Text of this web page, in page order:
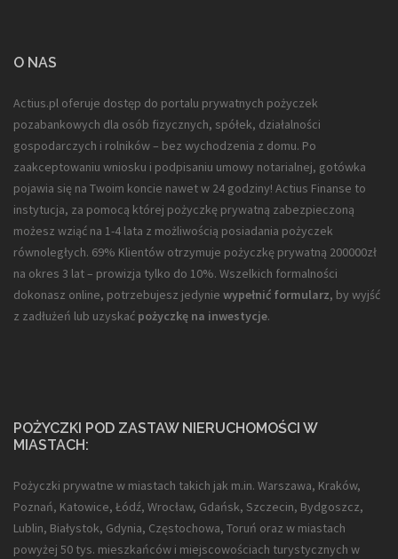
O NAS
Actius.pl oferuje dostęp do portalu prywatnych pożyczek
pozabankowych dla osób fizycznych, spółek, działalności
gospodarczych i rolników– bez wychodzenia z domu. Po
zaakceptowaniu wniosku i podpisaniu umowy notarialnej, gotówka
pojawia się na Twoim koncie nawet w 24 godziny! Actius Finanse to
instytucja, za pomocą której pożyczkę prywatną zabezpieczoną
możesz wziąć na 1-4 lata z możliwością posiadania pożyczek
równoległych. 69% Klientów otrzymuje pożyczkę prywatną 200000zł
na okres 3 lat – prowizja tylko do 10%. Wszelkich formalności
dokonasz online, potrzebujesz jedynie wypełnić formularz, by wyjść
z zadłużeń lub uzyskać pożyczkę na inwestycje.
POŻYCZKI POD ZASTAW NIERUCHOMOŚCI W
MIASTACH:
Pożyczki prywatne w miastach takich jak m.in. Warszawa, Kraków,
Poznań, Katowice, Łódź, Wrocław, Gdańsk, Szczecin, Bydgoszcz,
Lublin, Białystok, Gdynia, Częstochowa, Toruń oraz w miastach
powyżej 50 tys. mieszkańców i miejscowościach turystycznych w